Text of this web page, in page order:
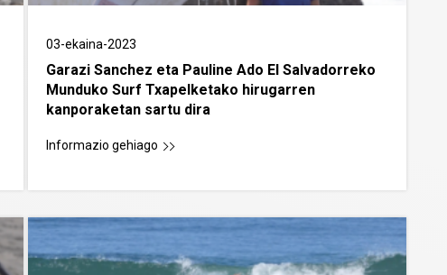
03-ekaina-2023
Garazi Sanchez eta Pauline Ado El Salvadorreko
Munduko Surf Txapelketako hirugarren
kanporaketan sartu dira
Informazio gehiago